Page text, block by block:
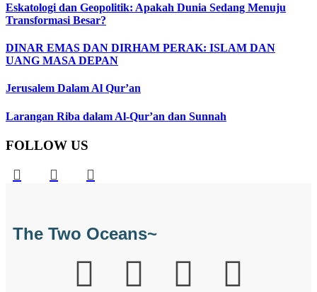
Eskatologi dan Geopolitik: Apakah Dunia Sedang Menuju
Transformasi Besar?
DINAR EMAS DAN DIRHAM PERAK: ISLAM DAN
UANG MASA DEPAN
Jerusalem Dalam Al Qur’an
Larangan Riba dalam Al-Qur’an dan Sunnah
FOLLOW US
The Two Oceans~